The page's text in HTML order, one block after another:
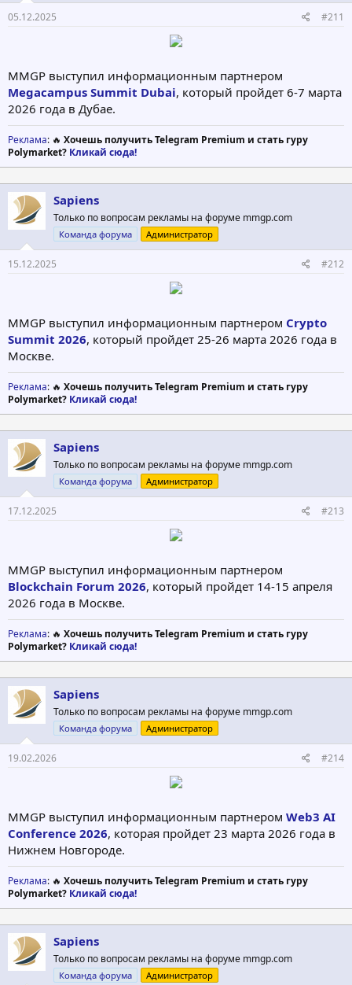
05.12.2025 #211
MMGP выступил информационным партнером
Megacampus Summit Dubai, который пройдет 6-7 марта
2026 года в Дубае.
Реклама: 🔥 Хочешь получить Telegram Premium и стать гуру
Polymarket? Кликай сюда!
Sapiens
Только по вопросам рекламы на форуме mmgp.com
Команда форума Администратор
15.12.2025 #212
MMGP выступил информационным партнером Crypto
Summit 2026, который пройдет 25-26 марта 2026 года в
Москве.
Реклама: 🔥 Хочешь получить Telegram Premium и стать гуру
Polymarket? Кликай сюда!
Sapiens
Только по вопросам рекламы на форуме mmgp.com
Команда форума Администратор
17.12.2025 #213
MMGP выступил информационным партнером
Blockchain Forum 2026, который пройдет 14-15 апреля
2026 года в Москве.
Реклама: 🔥 Хочешь получить Telegram Premium и стать гуру
Polymarket? Кликай сюда!
Sapiens
Только по вопросам рекламы на форуме mmgp.com
Команда форума Администратор
19.02.2026 #214
MMGP выступил информационным партнером Web3 AI
Conference 2026, которая пройдет 23 марта 2026 года в
Нижнем Новгороде.
Реклама: 🔥 Хочешь получить Telegram Premium и стать гуру
Polymarket? Кликай сюда!
Sapiens
Только по вопросам рекламы на форуме mmgp.com
Команда форума Администратор